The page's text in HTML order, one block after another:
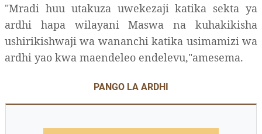
"Mradi huu utakuza uwekezaji katika sekta ya
ardhi hapa wilayani Maswa na kuhakikisha
ushirikishwaji wa wananchi katika usimamizi wa
ardhi yao kwa maendeleo endelevu,"amesema.
PANGO LA ARDHI